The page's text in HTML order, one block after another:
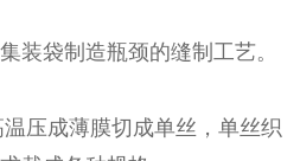
装袋制造瓶颈的缝制工艺。
压成薄膜切成单丝，单丝织